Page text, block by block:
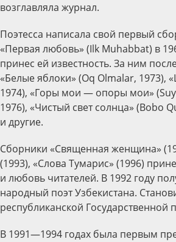
возглавляла журнал.
Поэтесса написала свой первый
«Первая любовь» (Ilk Muhabbat) в
принес ей известность. За ним
«Белые яблоки» (Oq Olmalar, 1973),
1974), «Горы мои — опоры мои»
1976), «Чистый свет солнца» (Bobo
и другие.
Сборники «Священная женщина»
(1993), «Слова Тумарис» (1996)
и любовь читателей. В 1992 году
народный поэт Узбекистана.
республиканской
В 1991—1994 годах была первым